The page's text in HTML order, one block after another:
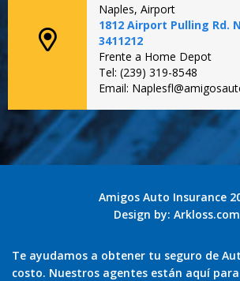
Naples, Airport
1812 Airport Pulling Rd.
3411212
Frente a Home Depot
Tel: (239) 319-8548
Email:
Amigos Auto Insurance
Design by: Arkloss.com
Te ayudamos a obtener tu seguro de
costo. Nuestros agentes están aquí